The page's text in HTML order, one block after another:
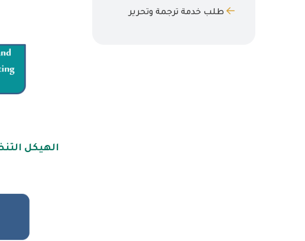
طلب خدمة ترجمة وتحرير
الهيكل